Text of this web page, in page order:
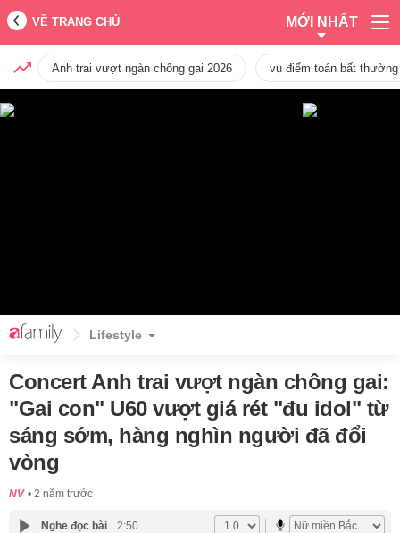
VỀ TRANG CHỦ MỚI NHẤT
Anh trai vượt ngàn chông gai 2026 vụ điểm toán bất
Lifestyle
Concert Anh trai vượt ngàn chông gai:
"Gai con" U60 vượt giá rét "đu idol" từ
sáng sớm, hàng nghìn người đã đổi
vòng
NV 2 năm trước
Nghe đọc bài 2:50